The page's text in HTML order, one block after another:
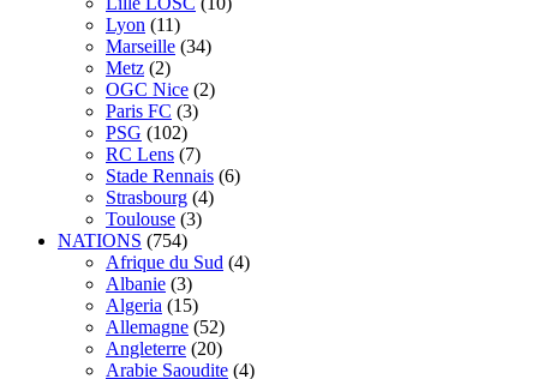
Lyon (11)
Marseille (34)
Metz (2)
OGC Nice (2)
Paris FC (3)
PSG (102)
RC Lens (7)
Stade Rennais (6)
Strasbourg (4)
Toulouse (3)
NATIONS (754)
Afrique du Sud (4)
Albanie (3)
Algeria (15)
Allemagne (52)
Angleterre (20)
Arabie Saoudite (4)